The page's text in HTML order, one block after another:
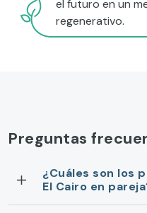
el futuro en un
regenerativo.
Preguntas
¿Cuáles son los
El Cairo en